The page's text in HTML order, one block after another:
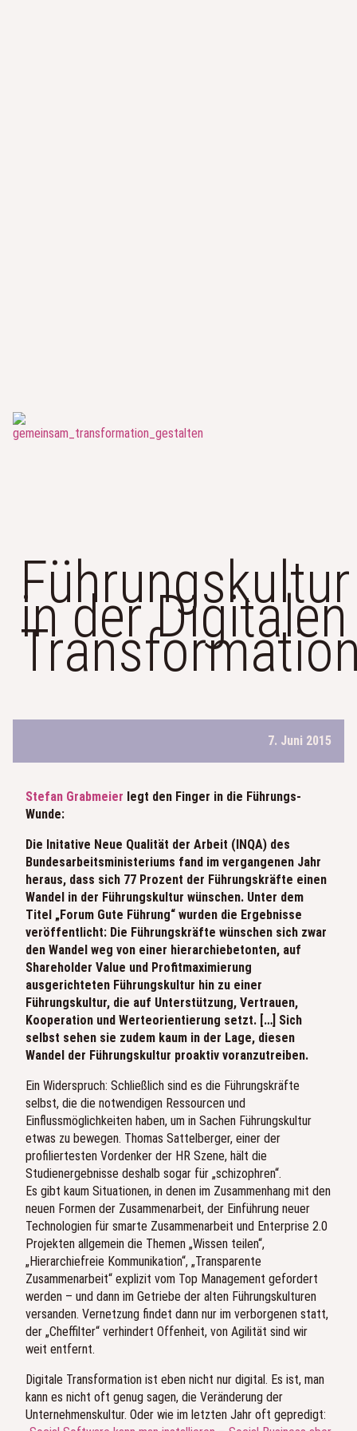
Führungskultur
in der Digitalen
7. Juni 2015
Stefan Grabmeier legt den Finger in die Führungs-
Wunde:
Die Initative Neue Qualität der Arbeit (INQA) des
Bundesarbeitsministeriums fand im vergangenen Jahr
heraus, dass sich 77 Prozent der Führungskräfte einen
Wandel in der Führungskultur wünschen. Unter dem
Titel „Forum Gute Führung“ wurden die Ergebnisse
veröffentlicht: Die Führungskräfte wünschen sich zwar
den Wandel weg von einer hierarchiebetonten, auf
Shareholder Value und Profitmaximierung
ausgerichteten Führungskultur hin zu einer
Führungskultur, die auf Unterstützung, Vertrauen,
Kooperation und Werteorientierung setzt. […] Sich
selbst sehen sie zudem kaum in der Lage, diesen
Wandel der Führungskultur proaktiv voranzutreiben.
Ein Widerspruch: Schließlich sind es die Führungskräfte
selbst, die die notwendigen Ressourcen und
Einflussmöglichkeiten haben, um in Sachen Führungskultur
etwas zu bewegen. Thomas Sattelberger, einer der
profiliertesten Vordenker der HR Szene, hält die
Studienergebnisse deshalb sogar für „schizophren“.
Es gibt kaum Situationen, in denen im Zusammenhang mit den
neuen Formen der Zusammenarbeit, der Einführung neuer
Technologien für smarte Zusammenarbeit und Enterprise 2.0
Projekten allgemein die Themen „Wissen teilen“,
„Hierarchiefreie Kommunikation“, „Transparente
Zusammenarbeit“ explizit vom Top Management gefordert
werden – und dann im Getriebe der alten Führungskulturen
versanden. Vernetzung findet dann nur im verborgenen statt,
der „Cheffilter“ verhindert Offenheit, von Agilität sind wir
weit entfernt.
Digitale Transformation ist eben nicht nur digital. Es ist, man
kann es nicht oft genug sagen, die Veränderung der
Unternehmenskultur. Oder wie im letzten Jahr oft gepredigt: